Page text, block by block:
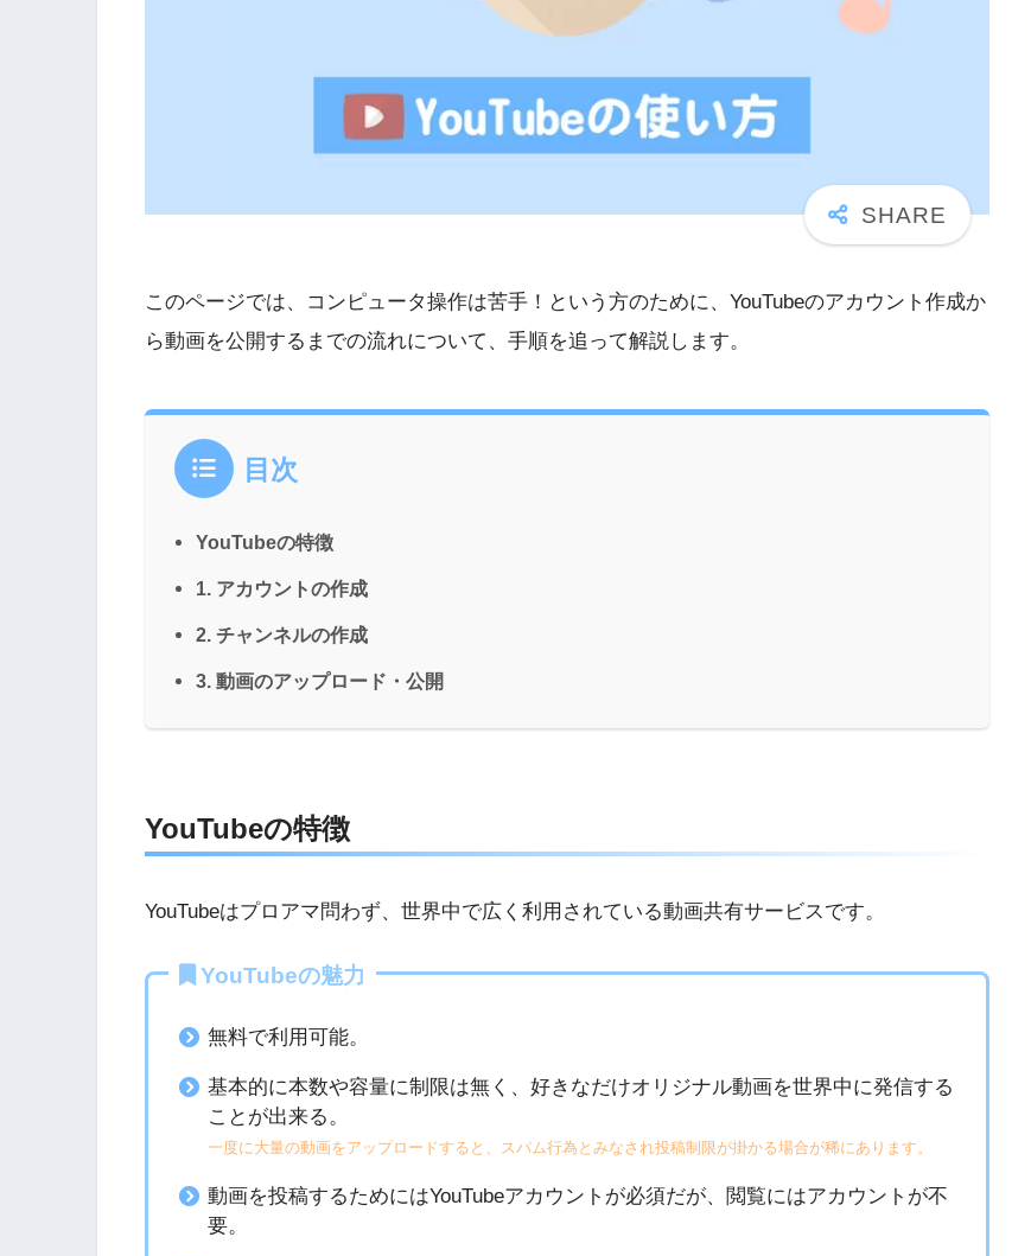
このページでは、コンピュータ操作は苦手！という方のために、YouTubeのアカウント作成か
ら動画を公開するまでの流れについて、手順を追って解説します。
目次
YouTubeの特徴
1. アカウントの作成
2. チャンネルの作成
3. 動画のアップロード・公開
YouTubeの特徴
YouTubeはプロアマ問わず、世界中で広く利用されている動画共有サービスです。
YouTubeの魅力
無料で利用可能。
基本的に本数や容量に制限は無く、好きなだけオリジナル動画を世界中に発信する
ことが出来る。
一度に大量の動画をアップロードすると、スパム行為とみなされ投稿制限が掛かる場合が稀にあります。
動画を投稿するためにはYouTubeアカウントが必須だが、閲覧にはアカウントが不
要。